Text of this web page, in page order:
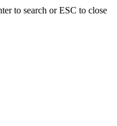
to search or ESC to close